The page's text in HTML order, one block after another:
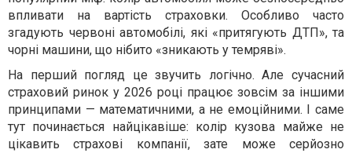
впливати на вартість страховки. Особливо часто
згадують червоні автомобілі, які «притягують ДТП», та
чорні машини, що нібито «зникають у темряві».
На перший погляд це звучить логічно. Але сучасний
страховий ринок у 2026 році працює зовсім за іншими
принципами — математичними, а не емоційними. І саме
тут починається найцікавіше: колір кузова майже не
цікавить страхові компанії, зате може серйозно